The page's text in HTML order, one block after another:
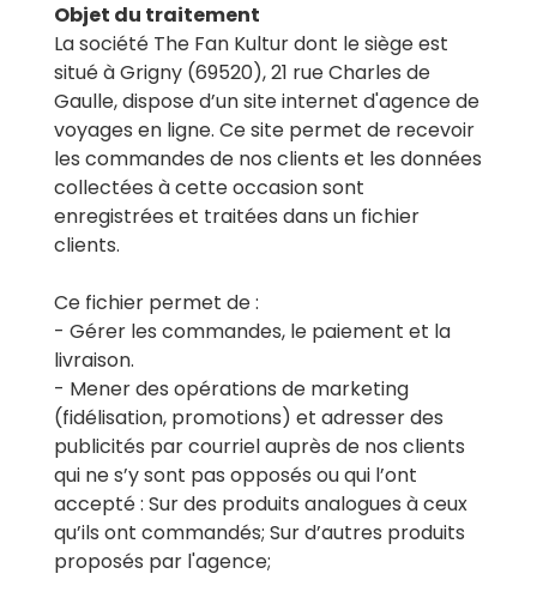
Objet du traitement
La société The Fan Kultur dont le siège est
situé à Grigny (69520), 21 rue Charles de
Gaulle, dispose d’un site internet d'agence de
voyages en ligne. Ce site permet de recevoir
les commandes de nos clients et les données
collectées à cette occasion sont
enregistrées et traitées dans un fichier
clients.
Ce fichier permet de :
- Gérer les commandes, le paiement et la
livraison.
- Mener des opérations de marketing
(fidélisation, promotions) et adresser des
publicités par courriel auprès de nos clients
qui ne s’y sont pas opposés ou qui l’ont
accepté : Sur des produits analogues à ceux
qu’ils ont commandés; Sur d’autres produits
proposés par l'agence;